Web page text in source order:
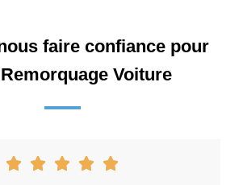
faire confiance pour
Voiture